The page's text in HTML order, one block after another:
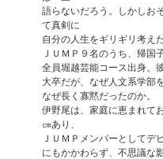
語らないだろう。しかしお
て真剣に
自分の人生をギリギリ考え
ＪＵＭＰ９名のうち、帰国
全員堀越芸能コース出身。
大卒だが、なぜ人文系学部
なぜ長く寡黙だったのか。
伊野尾は、家庭に恵まれて
㎝あり、
ＪＵＭＰメンバーとしてデ
にもかかわらず、不思議な